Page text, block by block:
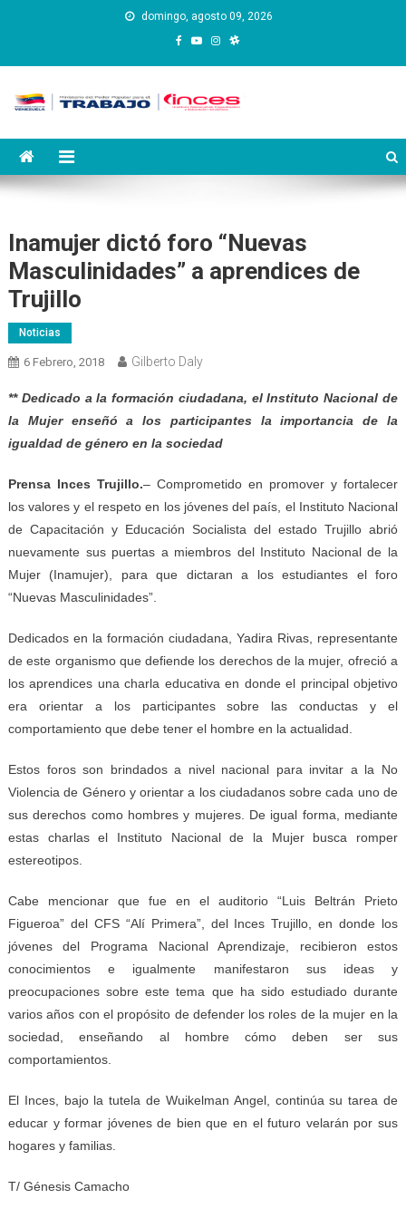
domingo, agosto 09, 2026
Instituto Nacional de
Capacitación y Educación
Inamujer dictó foro “Nuevas
Masculinidades” a aprendices de
Trujillo
Noticias
6 Febrero, 2018 Gilberto Daly
** Dedicado a la formación ciudadana, el Instituto Nacional de
la Mujer enseñó a los participantes la importancia de la
igualdad de género en la sociedad
Prensa Inces Trujillo.– Comprometido en promover y fortalecer
los valores y el respeto en los jóvenes del país, el Instituto Nacional
de Capacitación y Educación Socialista del estado Trujillo abrió
nuevamente sus puertas a miembros del Instituto Nacional de la
Mujer (Inamujer), para que dictaran a los estudiantes el foro
“Nuevas Masculinidades”.
Dedicados en la formación ciudadana, Yadira Rivas, representante
de este organismo que defiende los derechos de la mujer, ofreció a
los aprendices una charla educativa en donde el principal objetivo
era orientar a los participantes sobre las conductas y el
comportamiento que debe tener el hombre en la actualidad.
Estos foros son brindados a nivel nacional para invitar a la No
Violencia de Género y orientar a los ciudadanos sobre cada uno de
sus derechos como hombres y mujeres. De igual forma, mediante
estas charlas el Instituto Nacional de la Mujer busca romper
estereotipos.
Cabe mencionar que fue en el auditorio “Luis Beltrán Prieto
Figueroa” del CFS “Alí Primera”, del Inces Trujillo, en donde los
jóvenes del Programa Nacional Aprendizaje, recibieron estos
conocimientos e igualmente manifestaron sus ideas y
preocupaciones sobre este tema que ha sido estudiado durante
varios años con el propósito de defender los roles de la mujer en la
sociedad, enseñando al hombre cómo deben ser sus
comportamientos.
El Inces, bajo la tutela de Wuikelman Angel, continúa su tarea de
educar y formar jóvenes de bien que en el futuro velarán por sus
hogares y familias.
T/ Génesis Camacho